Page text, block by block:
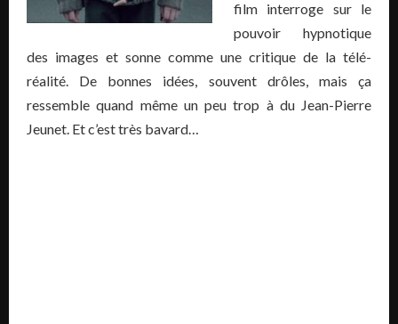
film interroge sur le
pouvoir hypnotique
des images et sonne comme une critique de la télé-
réalité. De bonnes idées, souvent drôles, mais ça
ressemble quand même un peu trop à du Jean-Pierre
Jeunet. Et c’est très bavard…